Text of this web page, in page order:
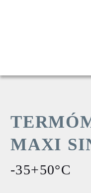
MAXI
-35+50°C